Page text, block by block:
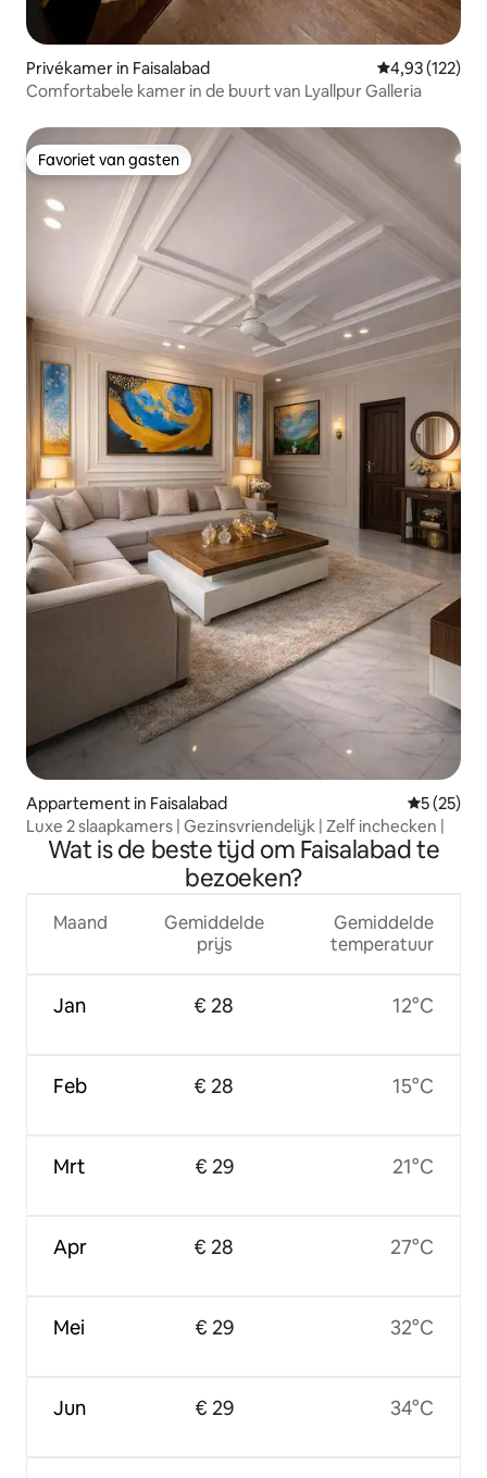
Privékamer in Faisalabad Gemiddelde
4,93 (122)
Comfortabele kamer in de buurt van Lyallpur Galleria
Favoriet van gasten
Favoriet van gasten
Appartement in Faisalabad
5 (25)
Luxe 2 slaapkamers | Gezinsvriendelijk | Zelf inchecken |
Wat is de beste tijd om Faisalabad te
bezoeken?
Maand
Jan
Feb
Mrt
Apr
Mei
Jun
Gemiddelde
prijs
€ 28
€ 28
€ 29
€ 28
€ 29
€ 29
Gemiddelde
temperatuur
12°C
15°C
21°C
27°C
32°C
34°C